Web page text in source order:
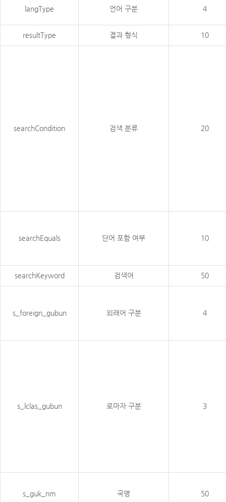
langType 언어 구분 4
resultType 결과 형식 10
searchCondition 검색 분류 20
searchEquals 단어 포함 여부 10
searchKeyword 검색어 50
s_foreign_gubun 외래어 구분 4
s_lclas_gubun 로마자 구분 3
s_guk_nm 국명 50